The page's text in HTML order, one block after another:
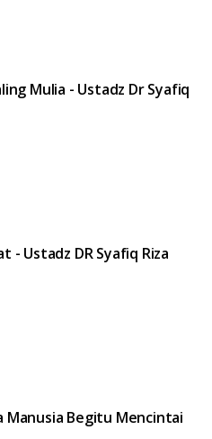
Mulia - Ustadz Dr Syafiq
- Ustadz DR Syafiq Riza
Manusia Begitu Mencintai